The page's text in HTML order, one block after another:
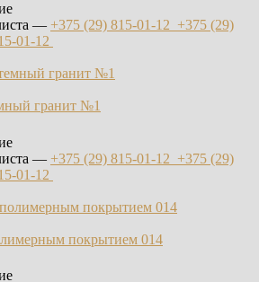
— +375 (29) 815-01-12 +375 (29)
01-12
гранит №1
— +375 (29) 815-01-12 +375 (29)
01-12
покрытием 014